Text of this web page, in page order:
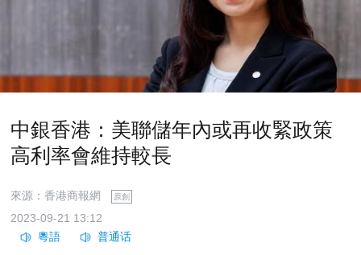
​中銀香港：美聯儲年內或再收緊政策
高利率會維持較長
來源：香港商報網 原創
2023-09-21 13:12